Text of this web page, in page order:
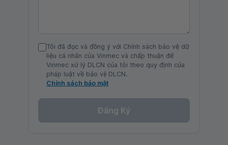
Tôi đã đọc và đồng ý với Chính sách bảo vệ dữ
liệu cá nhân của Vinmec và chấp thuận để
Vinmec xử lý DLCN của tôi theo quy định của
pháp luật về bảo vệ DLCN.
Chính sách bảo mật
Đăng Ký